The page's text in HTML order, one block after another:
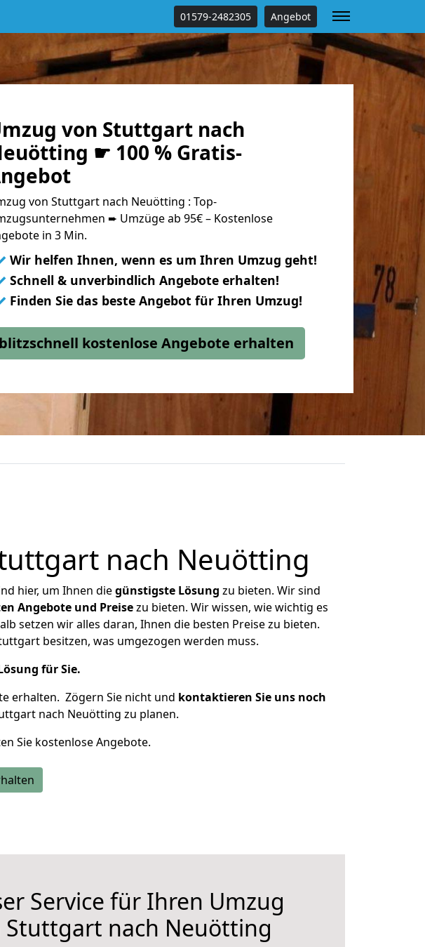
01579-2482305 Angebot
von Stuttgart nach
☛ 100 % Gratis-
von Stuttgart nach Neuötting : Top-
➨ Umzüge ab 95€ – Kostenlose
in 3 Min.
Wir helfen Ihnen, wenn es um Ihren Umzug geht!
Schnell & unverbindlich Angebote erhalten!
Finden Sie das beste Angebot für Ihren Umzug!
blitzschnell kostenlose Angebote erhalten
nach Neuötting
hier, um Ihnen diegünstigste Lösung zu bieten. Wir sind
Angebote und Preisezu bieten. Wir wissen, wie wichtig es
setzen wir alles daran, Ihnen die besten Preise zu bieten.
besitzen, was umgezogen werden muss.
für Sie.
erhalten. Zögern Sie nicht und kontaktieren Sie uns noch
nach Neuötting zu planen.
Sie kostenlose Angebote.
Service für Ihren Umzug
Stuttgart nach Neuötting